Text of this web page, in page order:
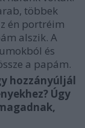
többek
én portréim
alszik. A
és
a papám.
hozzányúljál
Úgy